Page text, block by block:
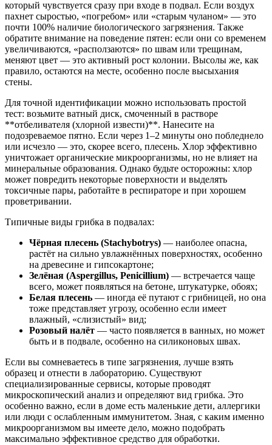
который чувствуется сразу при входе в подвал. Если воздух
пахнет сыростью, «погребом» или «старым чуланом» — это
почти 100% наличие биологического загрязнения. Также
обратите внимание на поведение пятен: если они со временем
увеличиваются, «расползаются» по швам или трещинам,
меняют цвет — это активный рост колонии. Высолы же, как
правило, остаются на месте, особенно после высыхания
стены.
Для точной идентификации можно использовать простой
тест: возьмите ватный диск, смоченный в растворе
**отбеливателя (хлорной извести)**. Нанесите на
подозреваемое пятно. Если через 1–2 минуты оно побледнело
или исчезло — это, скорее всего, плесень. Хлор эффективно
уничтожает органические микроорганизмы, но не влияет на
минеральные образования. Однако будьте осторожны: хлор
может повредить некоторые поверхности и выделять
токсичные пары, работайте в респираторе и при хорошем
проветривании.
Типичные виды грибка в подвалах:
Чёрная плесень (Stachybotrys) — наиболее опасна,
растёт на сильно увлажнённых поверхностях, особенно
на древесине и гипсокартоне;
Зелёная (Aspergillus, Penicillium) — встречается чаще
всего, может появляться на бетоне, штукатурке, обоях;
Белая плесень — иногда её путают с грибницей, но она
тоже представляет угрозу, особенно если имеет
влажный, «слизистый» вид;
Розовый налёт — часто появляется в ванных, но может
быть и в подвале, особенно на силиконовых швах.
Если вы сомневаетесь в типе загрязнения, лучше взять
образец и отнести в лабораторию. Существуют
специализированные сервисы, которые проводят
микроскопический анализ и определяют вид грибка. Это
особенно важно, если в доме есть маленькие дети, аллергики
или люди с ослабленным иммунитетом. Зная, с каким именно
микроорганизмом вы имеете дело, можно подобрать
максимально эффективное средство для обработки.